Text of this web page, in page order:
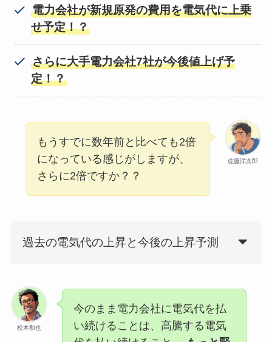
電力会社が新規原発の費用を電気代に上乗
せ予定！？
さらに大手電力会社7社が今後値上げ予
定！？
佐藤洋次郎
もうすでに数年前と比べても2倍
になっている感じがしますが、
さらに2倍ですか？？
過去の電気代の上昇と今後の上昇予測
松本和也
今のまま電力会社に電気代を払
い続けることは、高騰する電気